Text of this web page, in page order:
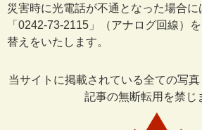
災害時に光電話が不通となった場合に
「0242-73-2115」（アナログ回線）
替えをいたします。
当サイトに掲載されている全ての写
記事の無断転用を禁じ